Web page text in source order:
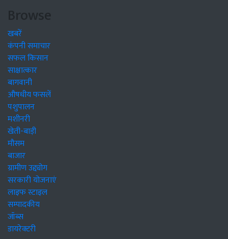
Browse
खबरें
कंपनी समाचार
सफल किसान
साक्षात्कार
बागवानी
औषधीय फसलें
पशुपालन
मशीनरी
खेती-बाड़ी
मौसम
बाजार
ग्रामीण उद्द्योग
सरकारी योजनाएं
लाइफ स्टाइल
सम्पादकीय
जॉब्स
डायरेक्टरी